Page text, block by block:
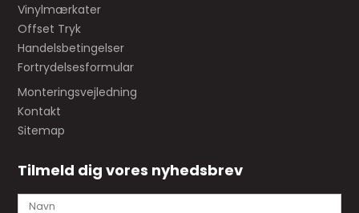
Vinylmærkater
Offset Tryk
Handelsbetingelser
Fortrydelsesformular
Monteringsvejledning
Kontakt
Sitemap
Tilmeld dig vores nyhedsbrev